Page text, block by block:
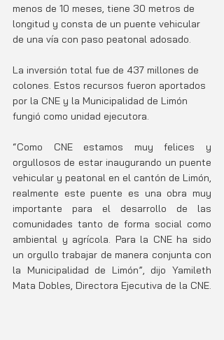
menos de 10 meses, tiene 30 metros de
longitud y consta de un puente vehicular
de una vía con paso peatonal adosado.
La inversión total fue de 437 millones de
colones. Estos recursos fueron aportados
por la CNE y la Municipalidad de Limón
fungió como unidad ejecutora.
“Como CNE estamos muy felices y
orgullosos de estar inaugurando un puente
vehicular y peatonal en el cantón de Limón,
realmente este puente es una obra muy
importante para el desarrollo de las
comunidades tanto de forma social como
ambiental y agrícola. Para la CNE ha sido
un orgullo trabajar de manera conjunta con
la Municipalidad de Limón”, dijo Yamileth
Mata Dobles, Directora Ejecutiva de la CNE.